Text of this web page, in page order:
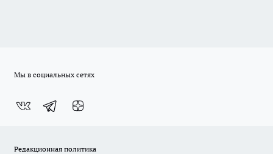
Мы в социальных сетях
Редакционная политика